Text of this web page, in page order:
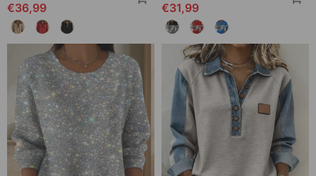
€36,99
€31,99